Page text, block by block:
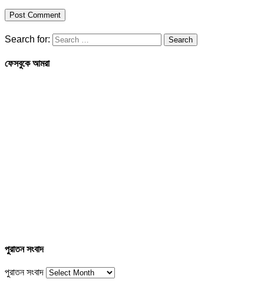
Search for:
ফেসবুকে আমরা
পুরাতন সংবাদ
পুরাতন সংবাদ